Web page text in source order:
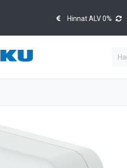
Hinnat ALV 0%